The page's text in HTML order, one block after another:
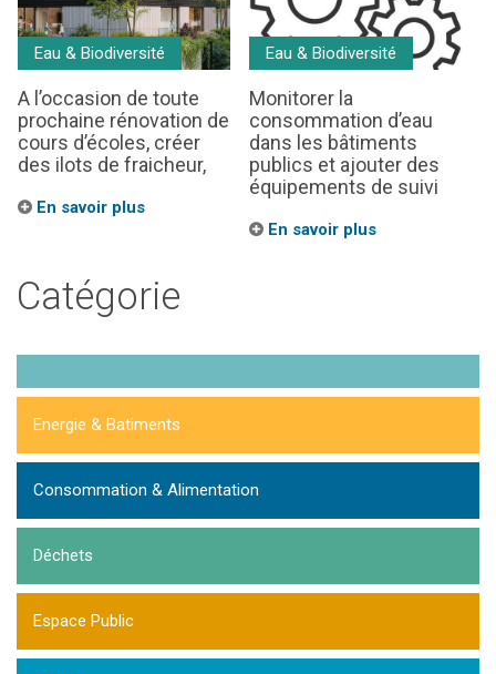
Eau & Biodiversité
A l’occasion de toute
prochaine rénovation de
cours d’écoles, créer
des ilots de fraicheur,
En savoir plus
Eau & Biodiversité
Monitorer la
consommation d’eau
dans les bâtiments
publics et ajouter des
équipements de suivi
En savoir plus
Catégorie
Energie & Batiments
Consommation & Alimentation
Déchets
Espace Public